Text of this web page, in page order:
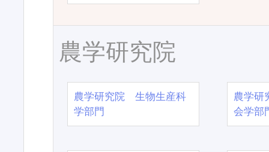
農学研究院
農学研究院 生物生産科
学部門
農学
会学部